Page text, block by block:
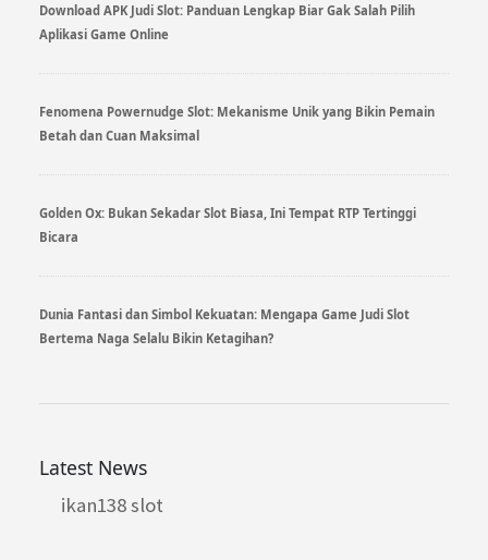
Download APK Judi Slot: Panduan Lengkap Biar Gak Salah Pilih
Aplikasi Game Online
Fenomena Powernudge Slot: Mekanisme Unik yang Bikin Pemain
Betah dan Cuan Maksimal
Golden Ox: Bukan Sekadar Slot Biasa, Ini Tempat RTP Tertinggi
Bicara
Dunia Fantasi dan Simbol Kekuatan: Mengapa Game Judi Slot
Bertema Naga Selalu Bikin Ketagihan?
Latest News
ikan138 slot